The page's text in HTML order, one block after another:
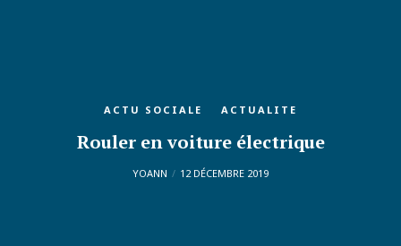
ACTU SOCIALE ACTUALITE
Rouler en voiture électrique
YOANN 12 DÉCEMBRE 2019